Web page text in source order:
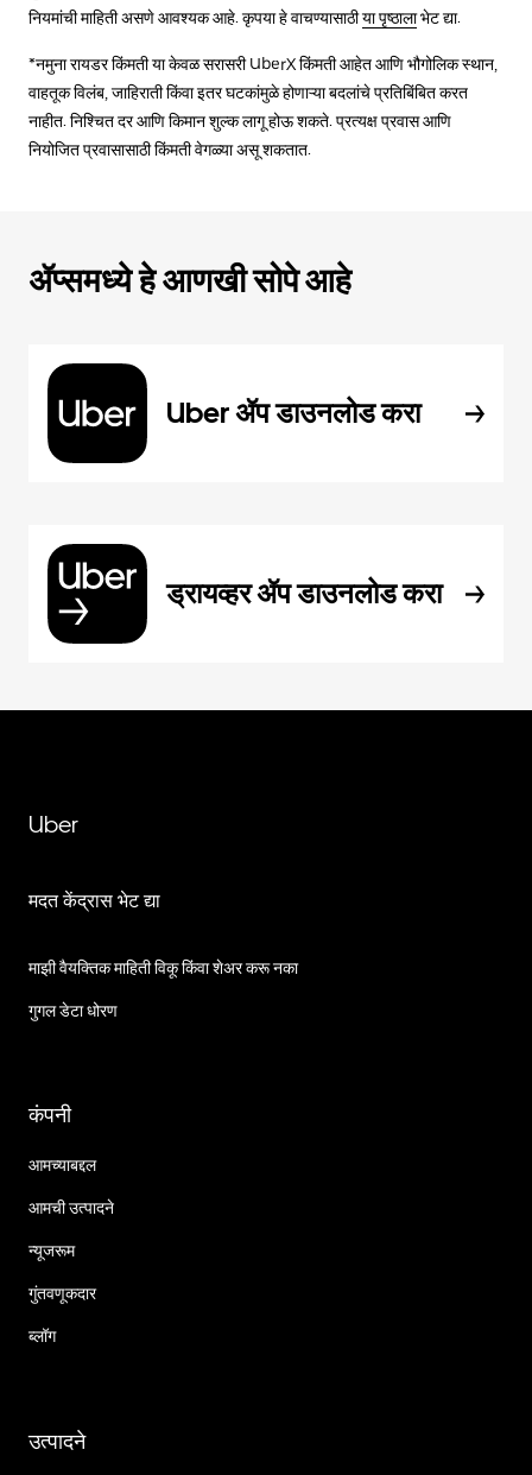
नियमांची माहिती असणे आवश्यक आहे. कृपया हे वाचण्यासाठीया पृष्ठालाभेट द्या.
*नमुना रायडर किंमती या केवळ सरासरी UberX किंमती आहेत आणि भौगोलिक स्थान,
वाहतूक विलंब, जाहिराती किंवा इतर घटकांमुळे होणाऱ्या बदलांचे प्रतिबिंबित करत
नाहीत. निश्चित दर आणि किमान शुल्क लागू होऊ शकते. प्रत्यक्ष प्रवास आणि
नियोजित प्रवासासाठी किंमती वेगळ्या असू शकतात.
ॲप्समध्ये हे आणखी सोपे आहे
Uber ॲप डाउनलोड करा
ड्रायव्हर ॲप डाउनलोड करा
Uber
मदत केंद्रास भेट द्या
माझी वैयक्तिक माहिती विकू किंवा शेअर करू नका
गुगल डेटा धोरण
कंपनी
आमच्याबद्दल
आमची उत्पादने
न्यूजरूम
गुंतवणूकदार
ब्लॉग
उत्पादने